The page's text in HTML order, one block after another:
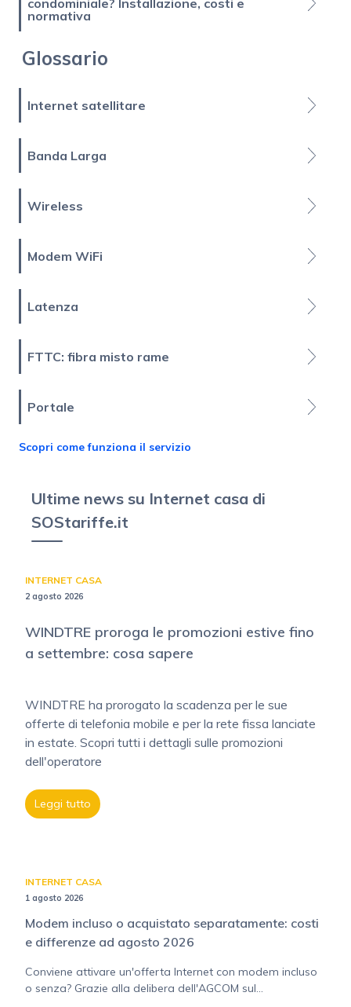
condominiale? Installazione, costi e
normativa
Glossario
Internet satellitare
Banda Larga
Wireless
Modem WiFi
Latenza
FTTC: fibra misto rame
Portale
Scopri come funziona il servizio
Ultime news su Internet casa di
SOStariffe.it
INTERNET CASA
2 agosto 2026
WINDTRE proroga le promozioni estive fino
a settembre: cosa sapere
WINDTRE ha prorogato la scadenza per le sue
offerte di telefonia mobile e per la rete fissa lanciate
in estate. Scopri tutti i dettagli sulle promozioni
dell'operatore
Leggi tutto
INTERNET CASA
1 agosto 2026
Modem incluso o acquistato separatamente: costi
e differenze ad agosto 2026
Conviene attivare un'offerta Internet con modem incluso
o senza? Grazie alla delibera dell'AGCOM sul...